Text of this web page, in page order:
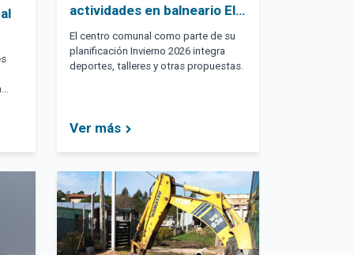
actividades en balneario El
Chorro
El centro comunal como parte de su
planificación Invierno 2026 integra
deportes, talleres y otras propuestas.
Ver más